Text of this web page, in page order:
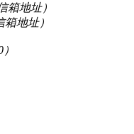
箱地址）
箱地址）